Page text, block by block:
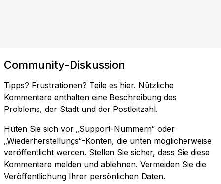
Community-Diskussion
Tipps? Frustrationen? Teile es hier. Nützliche
Kommentare enthalten eine Beschreibung des
Problems, der Stadt und der Postleitzahl.
Hüten Sie sich vor „Support-Nummern“ oder
„Wiederherstellungs“-Konten, die unten möglicherweise
veröffentlicht werden. Stellen Sie sicher, dass Sie diese
Kommentare melden und ablehnen. Vermeiden Sie die
Veröffentlichung Ihrer persönlichen Daten.